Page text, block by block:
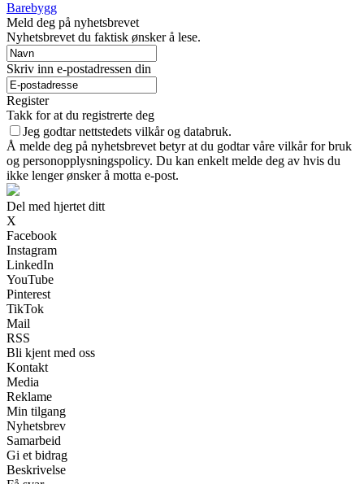
Barebygg
Meld deg på nyhetsbrevet
Nyhetsbrevet du faktisk ønsker å lese.
Skriv inn e-postadressen din
Register
Takk for at du registrerte deg
Jeg godtar nettstedets vilkår og databruk.
Å melde deg på nyhetsbrevet betyr at du godtar våre vilkår for bruk
og personopplysningspolicy. Du kan enkelt melde deg av hvis du
ikke lenger ønsker å motta e-post.
Del med hjertet ditt
X
Facebook
Instagram
LinkedIn
YouTube
Pinterest
TikTok
Mail
RSS
Bli kjent med oss
Kontakt
Media
Reklame
Min tilgang
Nyhetsbrev
Samarbeid
Gi et bidrag
Beskrivelse